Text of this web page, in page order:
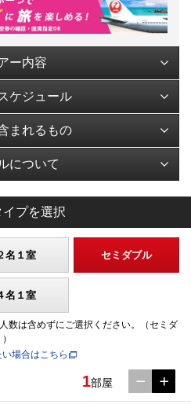
ー内容
ケジュール
まれるもの
について
イプを選択
名１室 セミダブル
名１室
数は含めずにご選択ください。（セミダ
場合はこちら
1部屋